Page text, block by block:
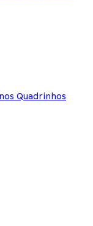
Quadrinhos